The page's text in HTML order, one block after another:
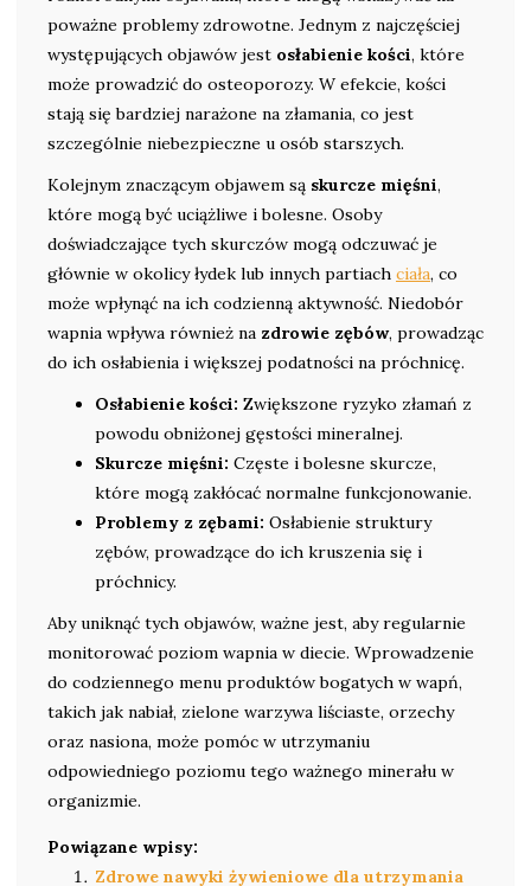
poważne problemy zdrowotne. Jednym z najczęściej
występujących objawów jest osłabienie kości, które
może prowadzić do osteoporozy. W efekcie, kości
stają się bardziej narażone na złamania, co jest
szczególnie niebezpieczne u osób starszych.
Kolejnym znaczącym objawem są skurcze mięśni,
które mogą być uciążliwe i bolesne. Osoby
doświadczające tych skurczów mogą odczuwać je
głównie w okolicy łydek lub innych partiach ciała, co
może wpłynąć na ich codzienną aktywność. Niedobór
wapnia wpływa również na zdrowie zębów, prowadząc
do ich osłabienia i większej podatności na próchnicę.
Osłabienie kości: Zwiększone ryzyko złamań z
powodu obniżonej gęstości mineralnej.
Skurcze mięśni: Częste i bolesne skurcze,
które mogą zakłócać normalne funkcjonowanie.
Problemy z zębami: Osłabienie struktury
zębów, prowadzące do ich kruszenia się i
próchnicy.
Aby uniknąć tych objawów, ważne jest, aby regularnie
monitorować poziom wapnia w diecie. Wprowadzenie
do codziennego menu produktów bogatych w wapń,
takich jak nabiał, zielone warzywa liściaste, orzechy
oraz nasiona, może pomóc w utrzymaniu
odpowiedniego poziomu tego ważnego minerału w
organizmie.
Powiązane wpisy:
Zdrowe nawyki żywieniowe dla utrzymania